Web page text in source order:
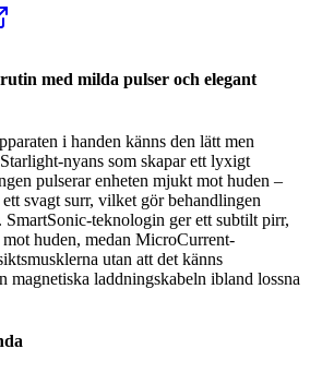
med milda pulser och elegant
i handen känns den lätt men
nyans som skapar ett lyxigt
pulserar enheten mjukt mot huden –
svagt surr, vilket gör behandlingen
SmartSonic-teknologin ger ett subtilt pirr,
huden, medan MicroCurrent-
utan att det känns
magnetiska laddningskabeln ibland lossna